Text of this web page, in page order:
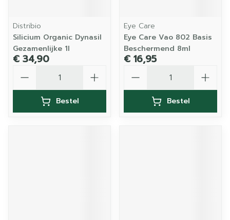
Distribio
Silicium Organic Dynasil
Gezamenlijke 1l
€ 34,90
Bestel
Eye Care
Eye Care Vao 802 Basis
Beschermend 8ml
€ 16,95
Bestel